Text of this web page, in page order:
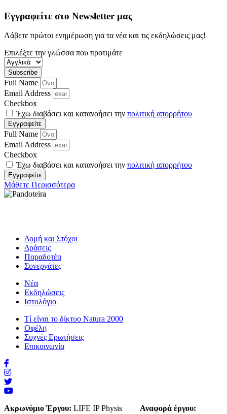
Εγγραφείτε στο Newsletter μας
Λάβετε πρώτοι ενημέρωση για τα νέα και τις εκδηλώσεις μας!
Επιλέξτε την γλώσσα που προτιμάτε
Subscribe
Full Name
Email Address
Checkbox
Έχω διαβάσει και κατανοήσει την πολιτική απορρήτου
Εγγραφείτε
Full Name
Email Address
Checkbox
Έχω διαβάσει και κατανοήσει την πολιτική απορρήτου
Εγγραφείτε
Μάθετε Περισσότερα
Δομή και Στόχοι
Δράσεις
Παραδοτέα
Συνεργάτες
Νέα
Εκδηλώσεις
Ιστολόγιο
Τί είναι το δίκτυο Natura 2000
Οφέλη
Συχνές Ερωτήσεις
Επικοινωνία
Ακρωνύμιο Έργου: LIFE IP Physis |
Αναφορά έργου: